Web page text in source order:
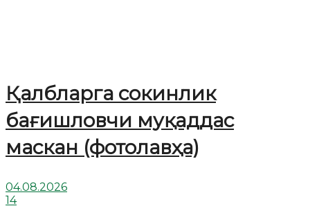
Қалбларга сокинлик
бағишловчи муқаддас
маскан (фотолавҳа)
04.08.2026
14